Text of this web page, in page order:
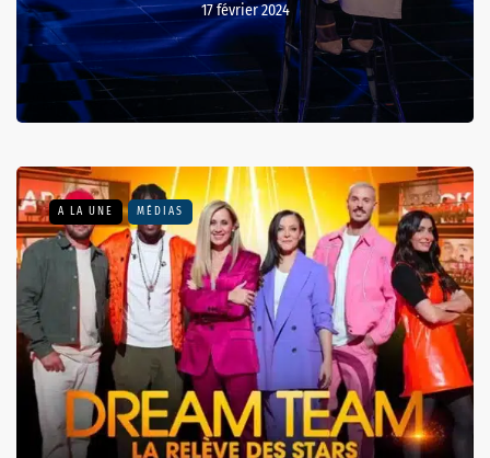
17 février 2024
A LA UNE MÉDIAS